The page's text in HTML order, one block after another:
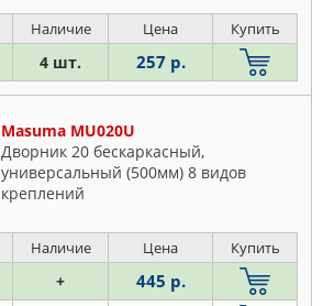
Наличие Цена Купить
4 шт. 257 р.
Masuma MU020U
Дворник 20 бескаркасный,
универсальный (500мм) 8 видов
креплений
Наличие Цена Купить
+ 445 р.